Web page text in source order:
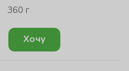
360 г
Хочу